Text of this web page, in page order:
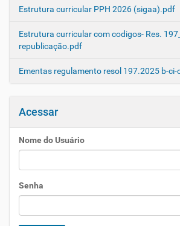
Estrutura curricular PPH 2026 (sigaa).pdf
Estrutura curricular com codigos- Res.
republicação.pdf
Ementas regulamento resol 197.2025 b-
Acessar
Nome do Usuário
Senha